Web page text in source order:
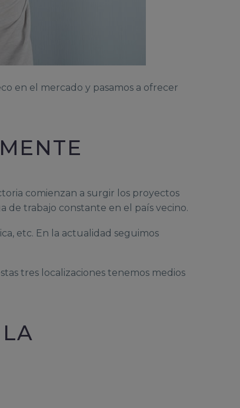
en el mercado y pasamos a ofrecer
comienzan a surgir los proyectos
de trabajo constante en el país vecino.
etc. En la actualidad seguimos
tres localizaciones tenemos medios